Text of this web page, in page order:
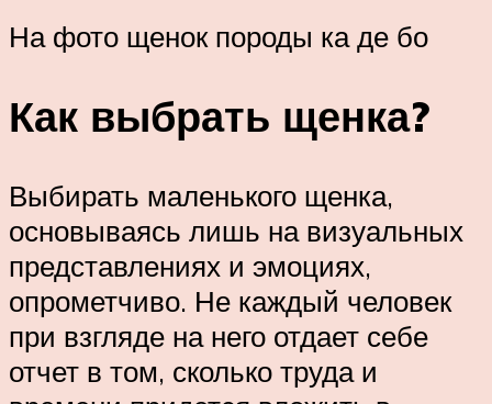
На фото щенок породы ка де бо
Как выбрать щенка?
Выбирать маленького щенка,
основываясь лишь на визуальных
представлениях и эмоциях,
опрометчиво. Не каждый человек
при взгляде на него отдает себе
отчет в том, сколько труда и